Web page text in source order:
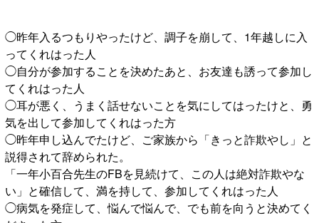
◯昨年入るつもりやったけど、調子を崩して、1年越しに入
ってくれはった人
◯自分が参加することを決めたあと、お友達も誘って参加し
てくれはった人
◯耳が悪く、うまく話せないことを気にしてはったけと、勇
気を出して参加してくれはった方
◯昨年申し込んでたけど、ご家族から「きっと詐欺やし」と
説得されて辞められた。
「一年小百合先生のFBを見続けて、この人は絶対詐欺やな
い」と確信して、満を持して、参加してくれはった人
◯病気を発症して、悩んで悩んで、でも前を向うと決めてく